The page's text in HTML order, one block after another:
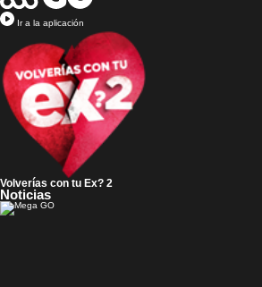
Ir a la aplicación
Volverías con tu Ex? 2
Noticias